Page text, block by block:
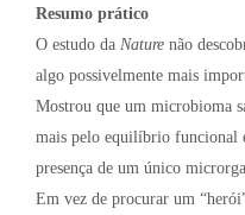
Resumo prático
O estudo da Nature não
algo possivelmente mais
Mostrou que um microbioma
mais pelo equilíbrio funcional
presença de um único
Em vez de procurar um